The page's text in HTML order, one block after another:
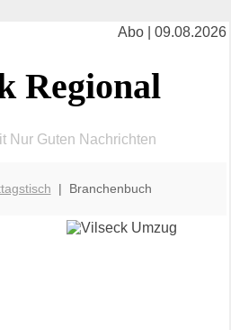
Abo | 09.08.2026
Regional
Nur Guten Nachrichten
| Branchenbuch